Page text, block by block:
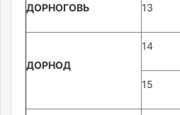
ДОРНОГОВЬ 13
ДОРНОД
14
15